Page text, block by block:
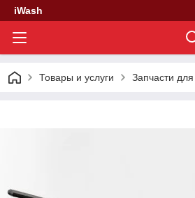
iWash
Товары и услуги Запчасти